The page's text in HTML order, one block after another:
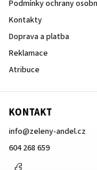
Podmínky ochrany
Kontakty
Doprava a platba
Reklamace
Atribuce
KONTAKT
info@zeleny-andel.cz
604 268 659